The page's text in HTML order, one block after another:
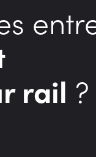
rail ?